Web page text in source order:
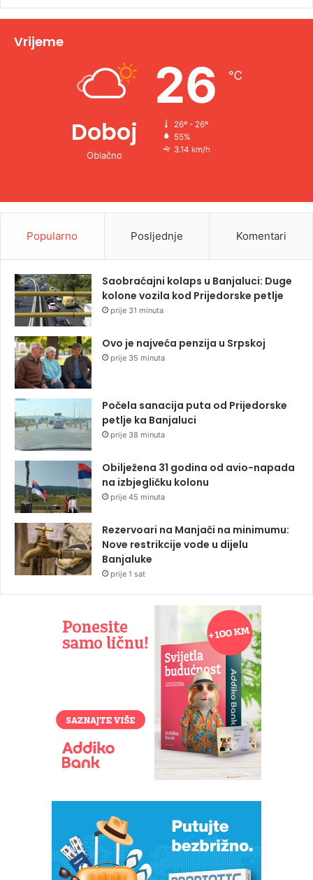
vVrijeme
Doboj
Oblačno
26 ℃
26º - 26º
55%
3.14 km/h
Popularno Posljednje Komentari
Saobraćajni kolaps u Banjaluci: Duge
kolone vozila kod Prijedorske petlje
prije 31 minuta
Ovo je najveća penzija u Srpskoj
prije 35 minuta
Počela sanacija puta od Prijedorske
petlje ka Banjaluci
prije 38 minuta
Obilježena 31 godina od avio-napada
na izbjegličku kolonu
prije 45 minuta
Rezervoari na Manjači na minimumu:
Nove restrikcije vode u dijelu
Banjaluke
prije 1 sat